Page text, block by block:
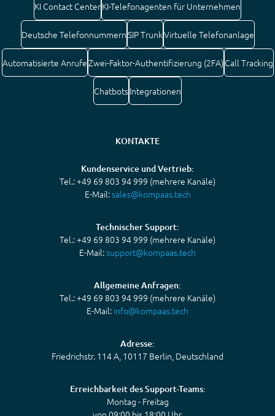
KI Contact CenterKI-Telefonagenten für Unternehmen
Deutsche TelefonnummernSIP TrunkVirtuelle Telefonanlage
Automatisierte AnrufeZwei-Faktor-Authentifizierung (2FA)Call Tracking
ChatbotsIntegrationen
KONTAKTE
Kundenservice und Vertrieb:
Tel.: +49 69 803 94 999 (mehrere Kanäle)
E-Mail:sales@kompaas.tech
Technischer Support:
Tel.: +49 69 803 94 999 (mehrere Kanäle)
E-Mail:support@kompaas.tech
Allgemeine Anfragen:
Tel.: +49 69 803 94 999 (mehrere Kanäle)
E-Mail: info@kompaas.tech
Adresse:
Friedrichstr. 114 A, 10117 Berlin, Deutschland
Erreichbarkeit des Support-Teams:
Montag - Freitag